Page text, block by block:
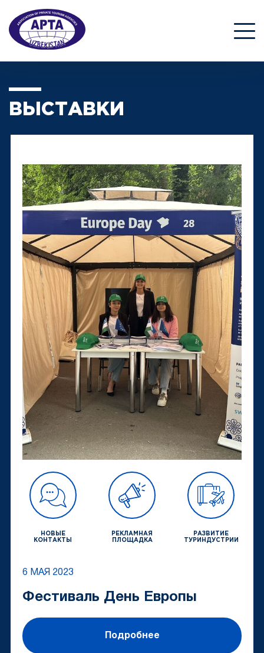
ВЫСТАВКИ
НОВЫЕ
КОНТАКТЫ
РЕКЛАМНАЯ
ПЛОЩАДКА
РАЗВИТИЕ
ТУРИНДУСТРИИ
6 МАЯ 2023
Фестиваль День Европы
Подробнее